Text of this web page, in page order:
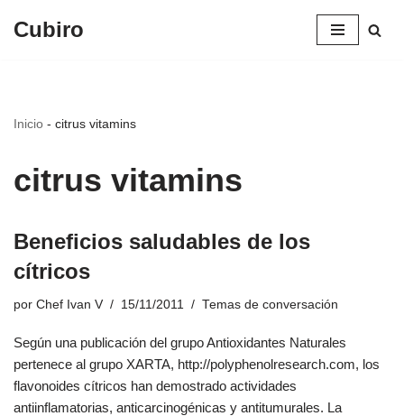
Cubiro
Inicio - citrus vitamins
citrus vitamins
Beneficios saludables de los
cítricos
por Chef Ivan V 15/11/2011 Temas de conversación
Según una publicación del grupo Antioxidantes Naturales
pertenece al grupo XARTA, http://polyphenolresearch.com, los
flavonoides cítricos han demostrado actividades
antiinflamatorias, anticarcinogénicas y antitumurales. La